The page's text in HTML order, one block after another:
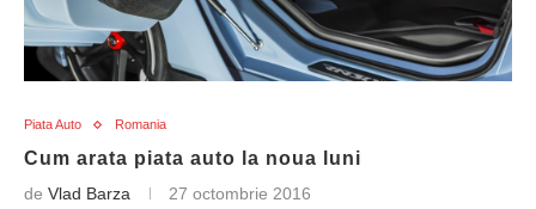
Piata Auto Romania
Cum arata piata auto la noua luni
de Vlad Barza 27 octombrie 2016